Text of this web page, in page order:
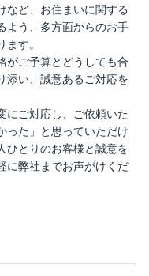
など、お住まいに関する
よう、多方面からのお手
す。
がご予算とどうしても合
添い、誠意あるご対応を
にご対応し、ご依頼いた
った」と思っていただけ
ひとりのお客様と誠意を
に弊社までお声がけくだ